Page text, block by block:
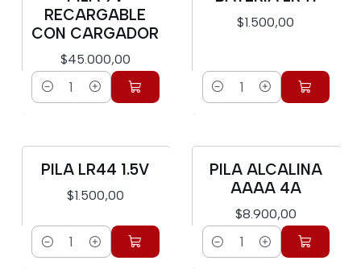
RECARGABLE
CON CARGADOR
$45.000,00
Cantidad
$1.500,00
Cantidad
PILA LR44 1.5V
$1.500,00
Cantidad
PILA ALCALINA
AAAA 4A
$8.900,00
Cantidad